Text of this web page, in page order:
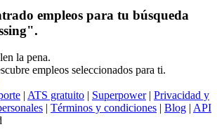
empleos para tu búsqueda
la pena.
empleos seleccionados para ti.
| ATS gratuito | Superpower| Privacidad y
| Términos y condiciones | Blog | API